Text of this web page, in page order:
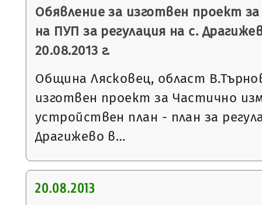
Обявление за изготвен проект
на ПУП за регулация на с.
20.08.2013 г.
Община Лясковец, област
изготвен проект за Частично
устройствен план - план за
Драгижево в…
20.08.2013